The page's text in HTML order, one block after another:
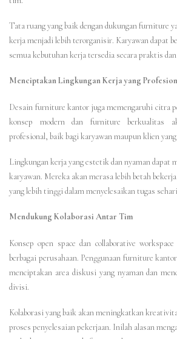
Tata ruang yang baik dengan dukungan furniture
kerja menjadi lebih terorganisir. Karyawan dapat
semua kebutuhan kerja tersedia secara praktis
Menciptakan Lingkungan Kerja yang
Desain furniture kantor juga memengaruhi citra
konsep modern dan furniture berkualitas
profesional, baik bagi karyawan maupun klien
Lingkungan kerja yang estetik dan nyaman dapat
karyawan. Mereka akan merasa lebih betah
yang lebih tinggi dalam menyelesaikan tugas
Mendukung Kolaborasi Antar Tim
Konsep open space dan collaborative
berbagai perusahaan. Penggunaan furniture
menciptakan area diskusi yang nyaman dan
divisi.
Kolaborasi yang baik akan meningkatkan
proses penyelesaian pekerjaan. Inilah alasan